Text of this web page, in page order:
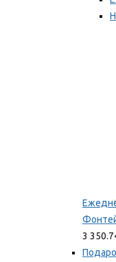
Мы
3